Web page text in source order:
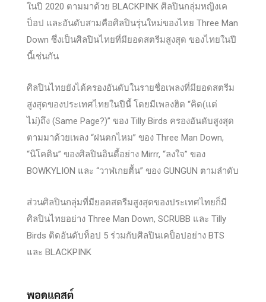
ในปี 2020 ตามมาด้วย BLACKPINK ศิลปินกลุ่มหญิงเค
ป็อป และอันดับสามคือศิลปินรุ่นใหม่ของไทย Three Man
Down ซึ่งเป็นศิลปินไทยที่มียอดสตรีมสูงสุด ของไทยในปี
นี้เช่นกัน
ศิลปินไทยยังได้ครองอันดับในรายชื่อเพลงที่มียอดสตรีม
สูงสุดของประเทศไทยในปีนี้ โดยมีเพลงฮิต “คิด(แต่
ไม่)ถึง (Same Page?)” ของ Tilly Birds ครองอันดับสูงสุด
ตามมาด้วยเพลง “ฝนตกไหม” ของ Three Man Down,
“นิโคติน” ของศิลปินอินดี้อย่าง Mirrr, “ลงใจ” ของ
BOWKYLION และ “วาฬเกยตื้น” ของ GUNGUN ตามลำดับ
ส่วนศิลปินกลุ่มที่มียอดสตรีมสูงสุดของประเทศไทยก็มี
ศิลปินไทยอย่าง Three Man Down, SCRUBB และ Tilly
Birds ติดอันดับท็อป 5 ร่วมกับศิลปินเคป็อปอย่าง BTS
และ BLACKPINK
พอดแคสต์